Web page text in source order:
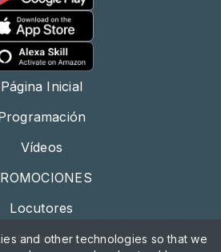
Página Inicial
Vídeos
Locutores
Noticias
and other technologies so that we